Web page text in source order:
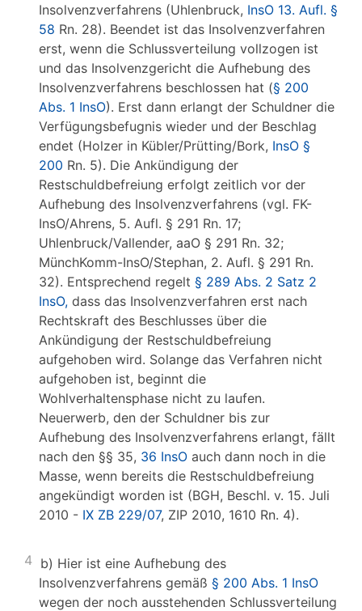
Insolvenzverfahrens (Uhlenbruck, InsO 13. Aufl. §
58 Rn. 28). Beendet ist das Insolvenzverfahren
erst, wenn die Schlussverteilung vollzogen ist
und das Insolvenzgericht die Aufhebung des
Insolvenzverfahrens beschlossen hat (§ 200
Abs. 1 InsO). Erst dann erlangt der Schuldner die
Verfügungsbefugnis wieder und der Beschlag
endet (Holzer in Kübler/Prütting/Bork, InsO §
200 Rn. 5). Die Ankündigung der
Restschuldbefreiung erfolgt zeitlich vor der
Aufhebung des Insolvenzverfahrens (vgl. FK-
InsO/Ahrens, 5. Aufl. § 291 Rn. 17;
Uhlenbruck/Vallender, aaO § 291 Rn. 32;
MünchKomm-InsO/Stephan, 2. Aufl. § 291 Rn.
32). Entsprechend regelt § 289 Abs. 2 Satz 2
InsO, dass das Insolvenzverfahren erst nach
Rechtskraft des Beschlusses über die
Ankündigung der Restschuldbefreiung
aufgehoben wird. Solange das Verfahren nicht
aufgehoben ist, beginnt die
Wohlverhaltensphase nicht zu laufen.
Neuerwerb, den der Schuldner bis zur
Aufhebung des Insolvenzverfahrens erlangt, fällt
nach den §§ 35, 36 InsO auch dann noch in die
Masse, wenn bereits die Restschuldbefreiung
angekündigt worden ist (BGH, Beschl. v. 15. Juli
2010 - IX ZB 229/07, ZIP 2010, 1610 Rn. 4).
4 b) Hier ist eine Aufhebung des
Insolvenzverfahrens gemäß § 200 Abs. 1 InsO
wegen der noch ausstehenden Schlussverteilung